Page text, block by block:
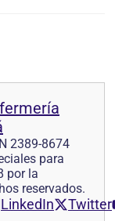
2389-8674
para
por la
reservados.
LinkedIn Twitter